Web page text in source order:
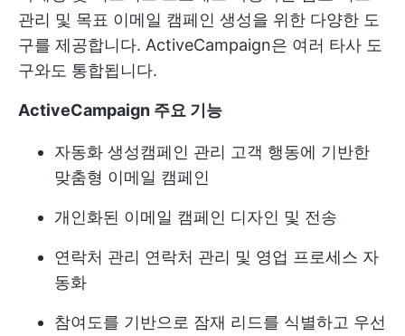
관리 및 목표 이메일 캠페인 생성을 위한 다양한 도
구를 제공합니다. ActiveCampaign은 여러 타사 도
구와도 통합됩니다.
ActiveCampaign 주요 기능
자동화 생성캠페인 관리 고객 행동에 기반한
맞춤형 이메일 캠페인
개인화된 이메일 캠페인 디자인 및 전송
연락처 관리 연락처 관리 및 영업 프로세스 자
동화
참여도를 기반으로 잠재 리드를 식별하고 우선